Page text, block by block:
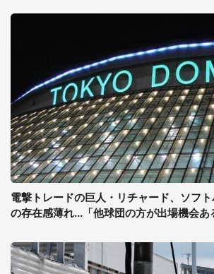
電撃トレードの巨人・リチャード、ソフ
の存在感薄れ...「他球団の方が出場機会あ